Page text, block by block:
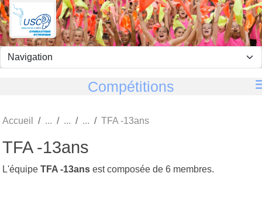
Compétitions
Accueil TFA -13ans
TFA -13ans
L'équipe TFA -13ans est composée de 6 membres.
Panneau de gestion des cookies